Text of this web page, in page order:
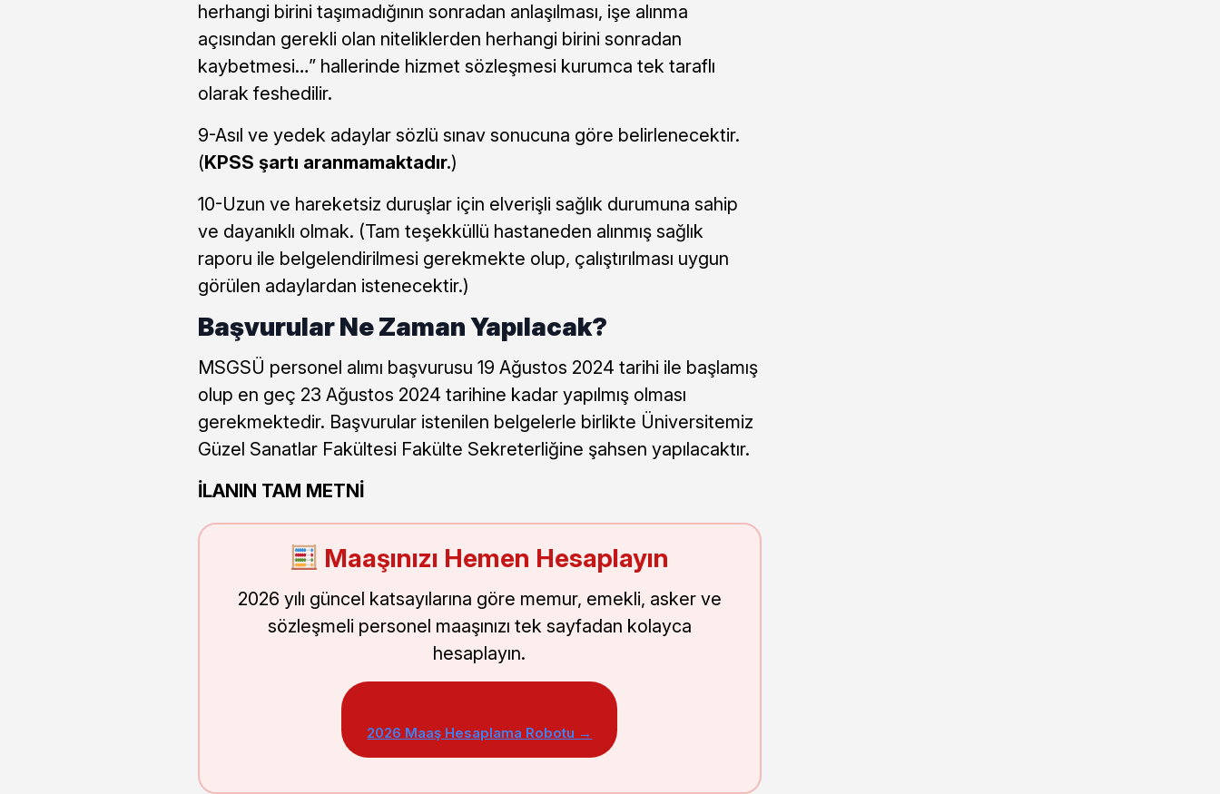
herhangi birini taşımadığının sonradan anlaşılması, işe alınma
açısından gerekli olan niteliklerden herhangi birini sonradan
kaybetmesi…” hallerinde hizmet sözleşmesi kurumca tek taraflı
olarak feshedilir.
9-Asıl ve yedek adaylar sözlü sınav sonucuna göre belirlenecektir.
(KPSS şartı aranmamaktadır.)
10-Uzun ve hareketsiz duruşlar için elverişli sağlık durumuna sahip
ve dayanıklı olmak. (Tam teşekküllü hastaneden alınmış sağlık
raporu ile belgelendirilmesi gerekmekte olup, çalıştırılması uygun
görülen adaylardan istenecektir.)
Başvurular Ne Zaman Yapılacak?
MSGSÜ personel alımı başvurusu 19 Ağustos 2024 tarihi ile başlamış
olup en geç 23 Ağustos 2024 tarihine kadar yapılmış olması
gerekmektedir. Başvurular istenilen belgelerle birlikte Üniversitemiz
Güzel Sanatlar Fakültesi Fakülte Sekreterliğine şahsen yapılacaktır.
İLANIN TAM METNİ
Maaşınızı Hemen Hesaplayın
2026 yılı güncel katsayılarına göre memur, emekli, asker ve
sözleşmeli personel maaşınızı tek sayfadan kolayca
hesaplayın.
2026 Maaş Hesaplama Robotu →